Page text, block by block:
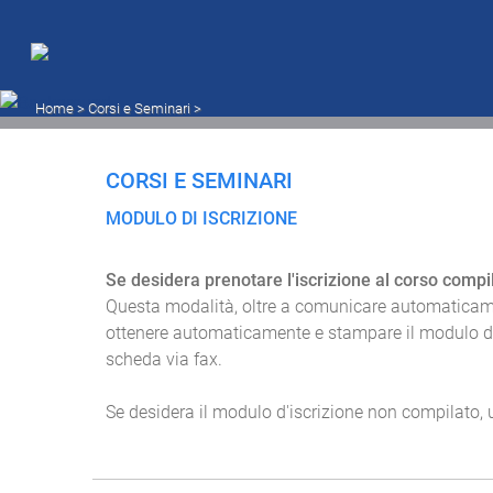
UISV - Unione
Home > Corsi e Seminari >
CORSI E SEMINARI
MODULO DI ISCRIZIONE
Se desidera prenotare l'iscrizione al corso
Questa modalità, oltre a comunicare
ottenere automaticamente e stampare il modulo
scheda via fax.
Se desidera il modulo d'iscrizione non compilato,